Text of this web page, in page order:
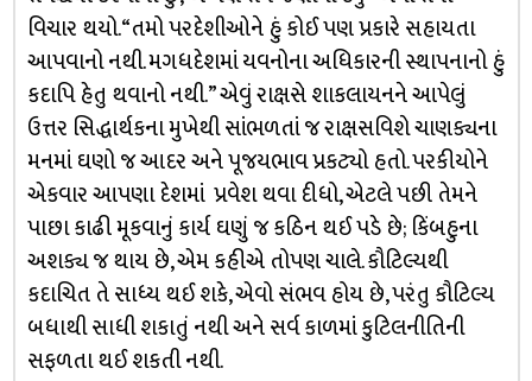
વિચાર થયો. “તમો પરદેશીઓને હું કોઈ પણ પ્રકારે સહાયતા
આપવાનો નથી. મગધદેશમાં યવનોના અધિકારની સ્થાપનાનો હું
કદાપિ હેતુ થવાનો નથી.” એવું રાક્ષસે શાકલાયનને આપેલું
ઉત્તર સિદ્ધાર્થકના મુખેથી સાંભળતાં જ રાક્ષસવિશે ચાણક્યના
મનમાં ઘણો જ આદર અને પૂજયભાવ પ્રકટ્યો હતો. પરકીયોને
એકવાર આપણા દેશમાં પ્રવેશ થવા દીધો, એટલે પછી તેમને
પાછા કાઢી મૂકવાનું કાર્ય ઘણું જ કઠિન થઈ પડે છે; કિંબહુના
અશક્ય જ થાય છે, એમ કહીએ તોપણ ચાલે. કૌટિલ્યથી
કદાચિત તે સાધ્ય થઈ શકે, એવો સંભવ હોય છે, પરંતુ કૌટિલ્ય
બધાથી સાધી શકાતું નથી અને સર્વ કાળમાં કુટિલનીતિની
સફળતા થઈ શકતી નથી.